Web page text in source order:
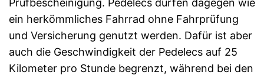
Prüfbescheinigung. Pedelecs dürfen dagegen wie
ein herkömmliches Fahrrad ohne Fahrprüfung
und Versicherung genutzt werden. Dafür ist aber
auch die Geschwindigkeit der Pedelecs auf 25
Kilometer pro Stunde begrenzt, während bei den